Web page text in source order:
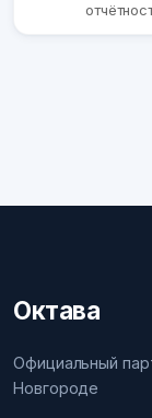
Октава
Официальный
Новгороде